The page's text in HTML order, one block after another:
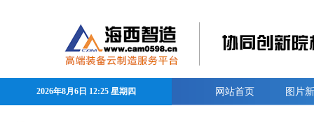
2026年8月6日 12:25 星期四 网站首页 图片